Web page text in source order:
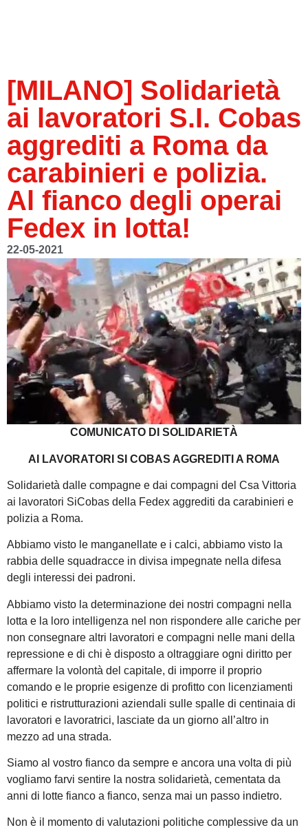
[MILANO] Solidarietà
ai lavoratori S.I. Cobas
aggrediti a Roma da
carabinieri e polizia.
Al fianco degli operai
Fedex in lotta!
22-05-2021
COMUNICATO DI SOLIDARIETÀ
AI LAVORATORI SI COBAS AGGREDITI A ROMA
Solidarietà dalle compagne e dai compagni del Csa Vittoria
ai lavoratori SiCobas della Fedex aggrediti da carabinieri e
polizia a Roma.
Abbiamo visto le manganellate e i calci, abbiamo visto la
rabbia delle squadracce in divisa impegnate nella difesa
degli interessi dei padroni.
Abbiamo visto la determinazione dei nostri compagni nella
lotta e la loro intelligenza nel non rispondere alle cariche per
non consegnare altri lavoratori e compagni nelle mani della
repressione e di chi è disposto a oltraggiare ogni diritto per
affermare la volontà del capitale, di imporre il proprio
comando e le proprie esigenze di profitto con licenziamenti
politici e ristrutturazioni aziendali sulle spalle di centinaia di
lavoratori e lavoratrici, lasciate da un giorno all’altro in
mezzo ad una strada.
Siamo al vostro fianco da sempre e ancora una volta di più
vogliamo farvi sentire la nostra solidarietà, cementata da
anni di lotte fianco a fianco, senza mai un passo indietro.
Non è il momento di valutazioni politiche complessive da un